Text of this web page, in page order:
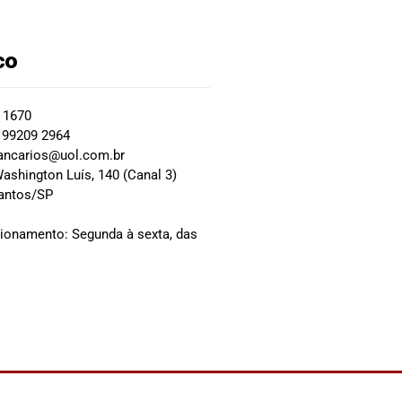
2964
Luís, 140 (Canal 3)
SP
Segunda à sexta, das